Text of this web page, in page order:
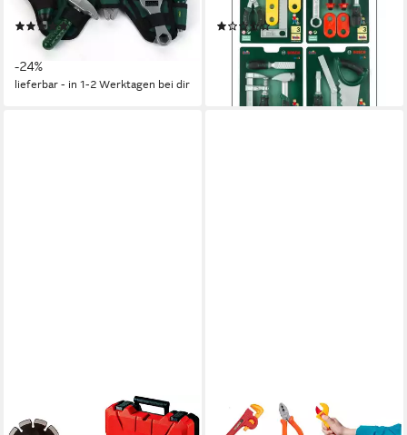
Werkzeuggürtel
(5)
28,25 € UVP
-24%
lieferbar - in 1-2 Werktagen bei dir
BOSCH Werkzeugkarte
(1)
7,51 €
leider ausverkauft
IKONKA